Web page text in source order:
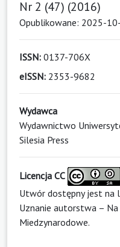
Nr 2 (47) (2016)
Opublikowane: 2025-
ISSN: 0137-706X
eISSN: 2353-9682
Wydawca
Wydawnictwo
Silesia Press
Licencja CC
Utwór dostępny jest na
Uznanie autorstwa –
Miedzynarodowe.